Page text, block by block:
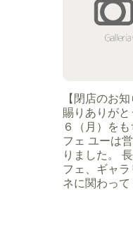
【閉店のお
賜りありが
６（月）を
フェ ユーは
りました。
フェ、ギャ
ネに関わっ